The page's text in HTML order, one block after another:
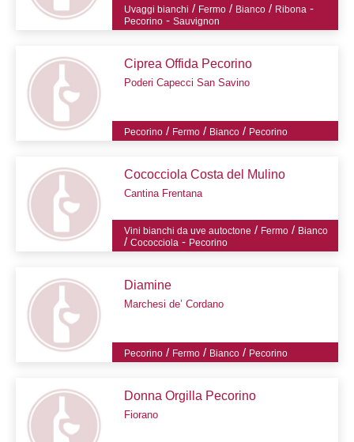
Uvaggi bianchi / Fermo / Bianco / Ribona -
Pecorino -Sauvignon
Ciprea Offida Pecorino
Poderi Capecci San Savino
Pecorino / Fermo / Bianco / Pecorino
Cococciola Costa del Mulino
Cantina Frentana
Vini bianchi da uve autoctone / Fermo / Bianco
/Cococciola - Pecorino
Diamine
Marchesi de’ Cordano
Pecorino / Fermo / Bianco / Pecorino
Donna Orgilla Pecorino
Fiorano